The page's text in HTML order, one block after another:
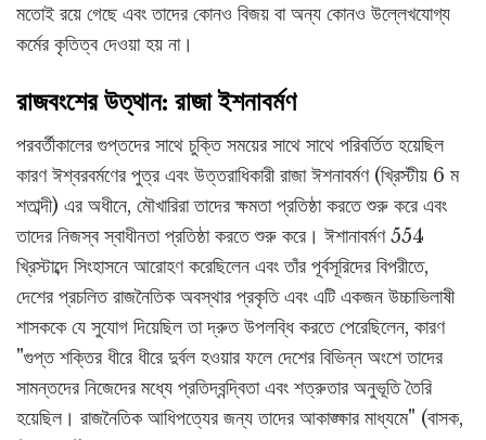
মতোই রয়ে গেছে এবং তাদের কোনও বিজয় বা অন্য কোনও উল্লেখযোগ্য
কর্মের কৃতিত্ব দেওয়া হয় না।
রাজবংশের উত্থান: রাজা ইশনাবর্মণ
পরবর্তীকালের গুপ্তদের সাথে চুক্তি সময়ের সাথে সাথে পরিবর্তিত হয়েছিল
কারণ ঈশ্বরবর্মণের পুত্র এবং উত্তরাধিকারী রাজা ঈশনাবর্মণ (খ্রিস্টীয় 6 ম
শতাব্দী) এর অধীনে, মৌখারিরা তাদের ক্ষমতা প্রতিষ্ঠা করতে শুরু করে এবং
তাদের নিজস্ব স্বাধীনতা প্রতিষ্ঠা করতে শুরু করে। ঈশানাবর্মণ 554
খ্রিস্টাব্দে সিংহাসনে আরোহণ করেছিলেন এবং তাঁর পূর্বসূরিদের বিপরীতে,
দেশের প্রচলিত রাজনৈতিক অবস্থার প্রকৃতি এবং এটি একজন উচ্চাভিলাষী
শাসককে যে সুযোগ দিয়েছিল তা দ্রুত উপলব্ধি করতে পেরেছিলেন, কারণ
"গুপ্ত শক্তির ধীরে ধীরে দুর্বল হওয়ার ফলে দেশের বিভিন্ন অংশে তাদের
সামন্তদের নিজেদের মধ্যে প্রতিদ্বন্দ্বিতা এবং শত্রুতার অনুভূতি তৈরি
হয়েছিল। রাজনৈতিক আধিপত্যের জন্য তাদের আকাঙ্ক্ষার মাধ্যমে" (বাসক,